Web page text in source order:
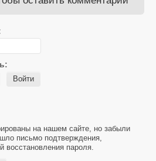
Войти
на нашем сайте, но забыли
письмо подтверждения,
восстановления пароля.